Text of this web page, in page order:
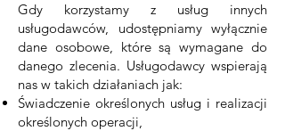
Gdy korzystamy z usług innych
usługodawców, udostępniamy wyłącznie
dane osobowe, które są wymagane do
danego zlecenia. Usługodawcy wspierają
nas w takich działaniach jak:
Świadczenie określonych usług i realizacji
określonych operacji,